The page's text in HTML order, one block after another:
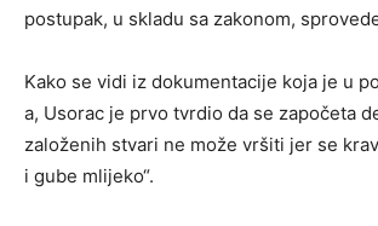
postupak, u skladu sa zakonom,
Kako se vidi iz dokumentacije koja je u
a, Usorac je prvo tvrdio da se započeta
založenih stvari ne može vršiti jer se
i gube mlijeko“.